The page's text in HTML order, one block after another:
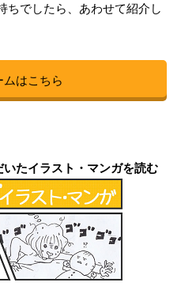
ちでしたら、あわせて紹介し
ムはこちら
たイラスト・マンガを読む